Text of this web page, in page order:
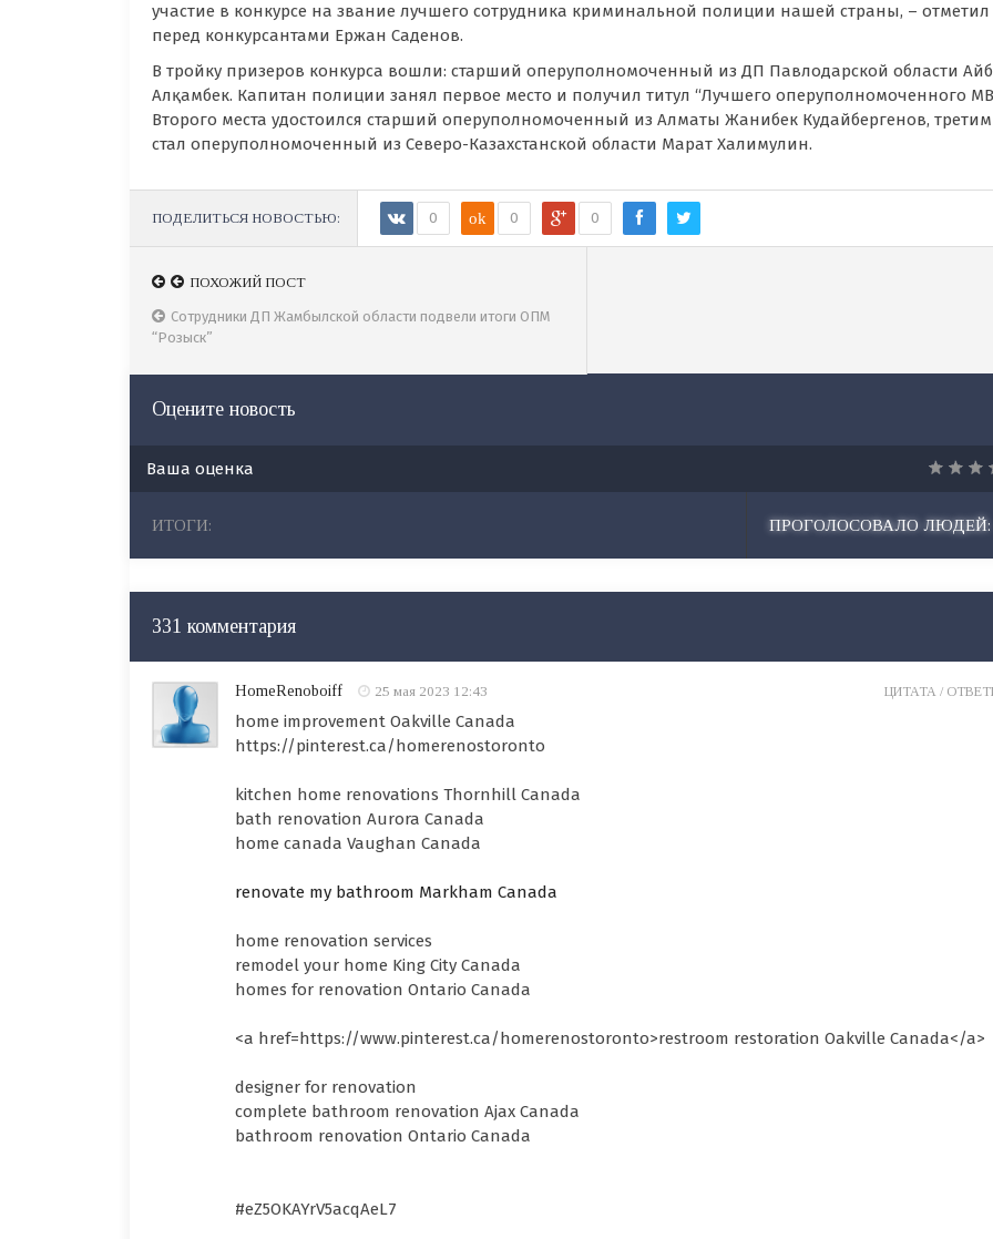
участие в конкурсе на звание лучшего сотрудника криминальной полиции нашей страны, – отметил
перед конкурсантами Ержан Саденов.
В тройку призеров конкурса вошли: старший оперуполномоченный из ДП Павлодарской области
Алқамбек. Капитан полиции занял первое место и получил титул “Лучшего оперуполномоченного
Второго места удостоился старший оперуполномоченный из Алматы Жанибек Кудайбергенов, третим
стал оперуполномоченный из Северо-Казахстанской области Марат Халимулин.
ПОДЕЛИТЬСЯ НОВОСТЬЮ: 0 ok 0 0
ПОХОЖИЙ ПОСТ
Сотрудники ДП Жамбылской области подвели итоги ОПМ
“Розыск”
Оцените новость
Ваша оценка
ИТОГИ: ПРОГОЛОСОВАЛО ЛЮДЕЙ:
331 комментария
HomeRenoboiff 25 мая 2023 12:43
home improvement Oakville Canada
https://pinterest.ca/homerenostoronto
kitchen home renovations Thornhill Canada
bath renovation Aurora Canada
home canada Vaughan Canada
renovate my bathroom Markham Canada
home renovation services
remodel your home King City Canada
homes for renovation Ontario Canada
<a href=https://www.pinterest.ca/homerenostoronto>restroom restoration Oakville Canada</a>
designer for renovation
complete bathroom renovation Ajax Canada
bathroom renovation Ontario Canada
#eZ5OKAYrV5acqAeL7
ЦИТАТА /